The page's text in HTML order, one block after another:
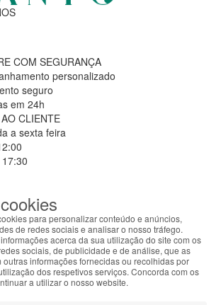
COM SEGURANÇA
personalizado
seguro
em 24h
CLIENTE
a sexta feira
17:30
DE PAGAMENTO
COOKIES
information about your visit using
the performance of the
para personalizar conteúdo e anúncios,
de redes sociais e analisar o nosso tráfego.
acerca da sua utilização do site com os
sociais, de publicidade e de análise, que as
informações fornecidas ou recolhidas por
dos respetivos serviços. Concorda com os
a utilizar o nosso website.